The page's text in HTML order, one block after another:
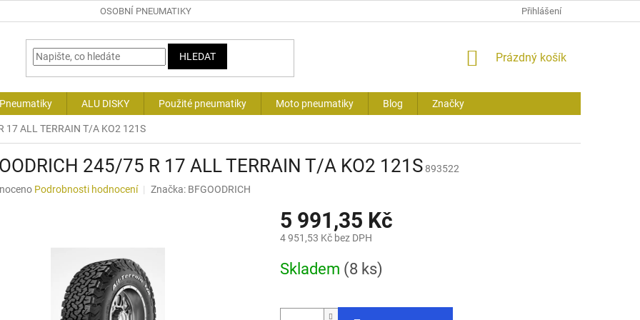
OSOBNÍ PNEUMATIKY Přihlášení
HLEDAT
NÁKUPNÍ
Prázdný košík
ALU DISKY Použité pneumatiky Moto pneumatiky Blog Značky
17 ALL TERRAIN T/A KO2 121S
245/75 R 17 ALL TERRAIN T/A KO2 121S 893522
Podrobnosti hodnocení Značka: BFGOODRICH
5 991,35 Kč
4 951,53 Kč bez DPH
cena:
Skladem (8 ks)